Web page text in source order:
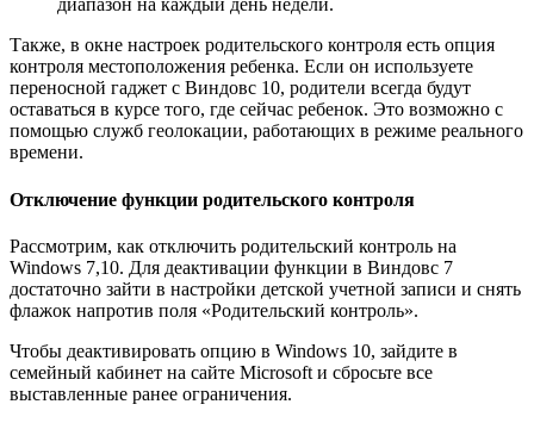
диапазон на каждый день недели.
Также, в окне настроек родительского контроля есть опция
контроля местоположения ребенка. Если он используете
переносной гаджет с Виндовс 10, родители всегда будут
оставаться в курсе того, где сейчас ребенок. Это возможно с
помощью служб геолокации, работающих в режиме реального
времени.
Отключение функции родительского контроля
Рассмотрим, как отключить родительский контроль на
Windows 7,10. Для деактивации функции в Виндовс 7
достаточно зайти в настройки детской учетной записи и снять
флажок напротив поля «Родительский контроль».
Чтобы деактивировать опцию в Windows 10, зайдите в
семейный кабинет на сайте Microsoft и сбросьте все
выставленные ранее ограничения.